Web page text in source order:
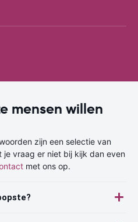
mensen willen
zijn een selectie van
vraag er niet bij kijk dan even
met ons op.